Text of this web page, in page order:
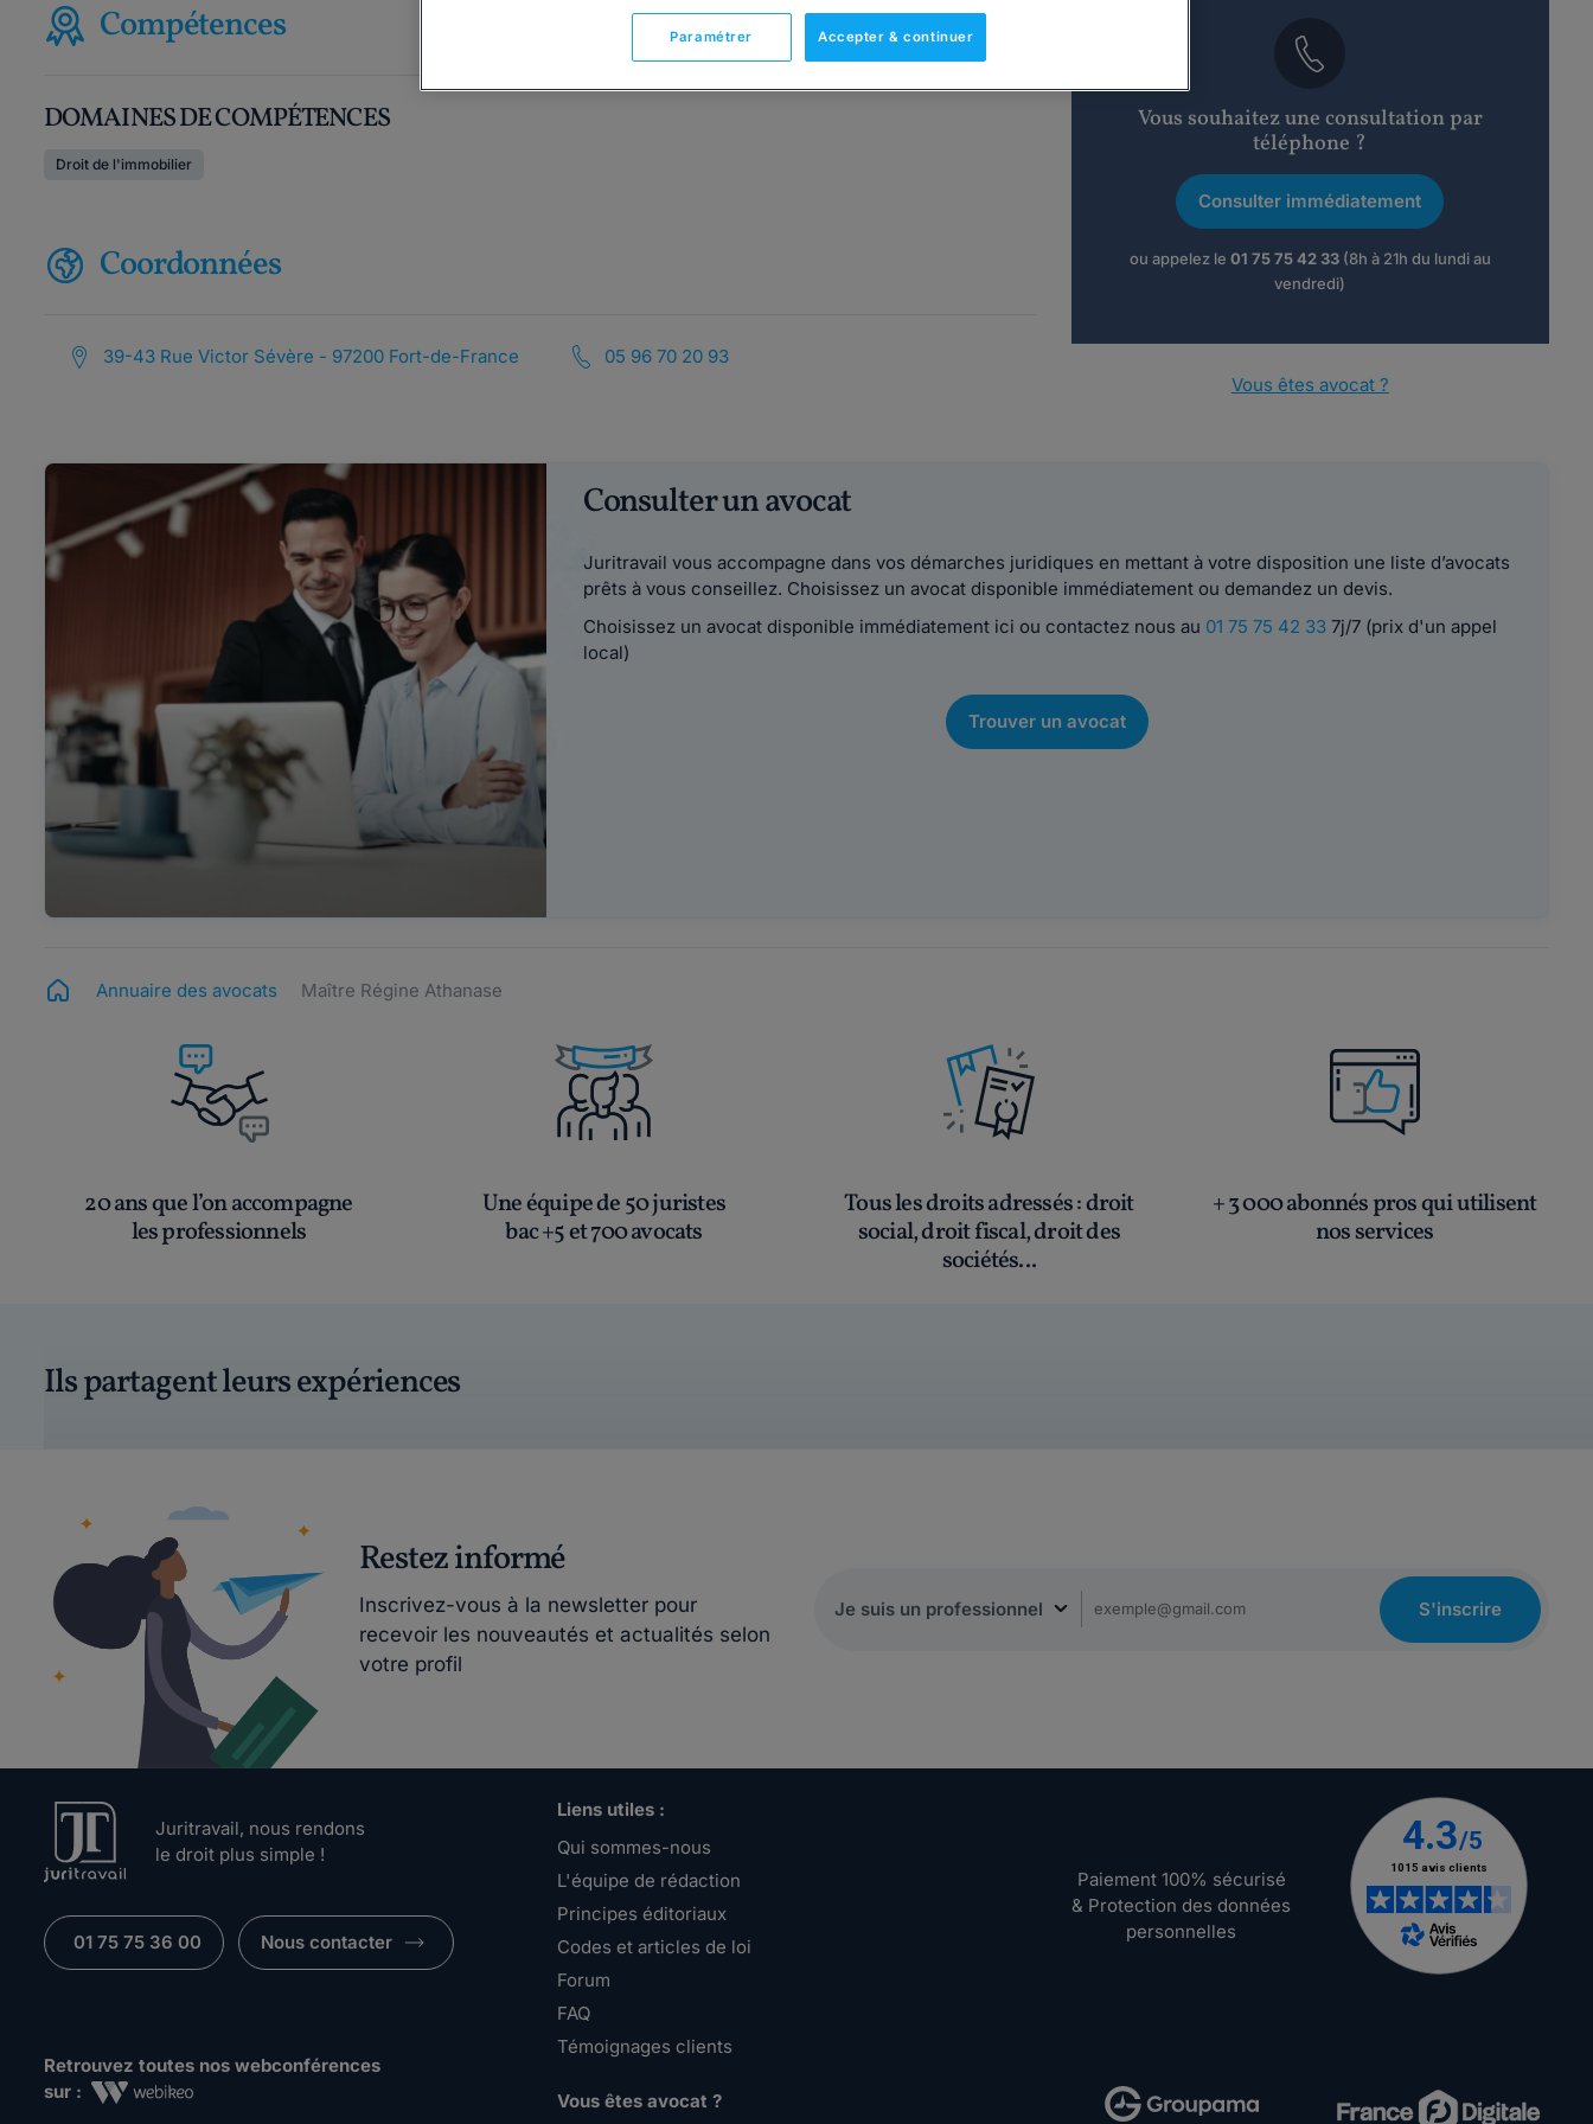
Compétences
DOMAINES DE COMPÉTENCES
Droit de l'immobilier
Coordonnées
39-43 Rue Victor Sévère - 97200 Fort-de-France 05 96 70 20 93
Vous souhaitez une consultation par
téléphone ?
Consulter immédiatement
ou appelez le 01 75 75 42 33(8h à 21h du lundi au
vendredi)
Vous êtes avocat ?
Consulter un avocat
Juritravail vous accompagne dans vos démarches juridiques en mettant à votre disposition une liste d’avocats
prêts à vous conseillez. Choisissez un avocat disponible immédiatement ou demandez un devis.
Choisissez un avocat disponible immédiatement ici ou contactez nous au 01 75 75 42 337j/7 (prix d'un appel
local)
Trouver un avocat
Annuaire des avocats Maître Régine Athanase
20 ans que l’on accompagne
les professionnels
Une équipe de 50 juristes
bac +5 et 700 avocats
Tous les droits adressés: droit
social, droit fiscal, droit des
sociétés...
+ 3 000 abonnés pros qui utilisent
nos services
Ils partagent leurs expériences
Restez informé
Inscrivez-vous à la newsletter pour
recevoir les nouveautés et actualités selon
votre profil
S'inscrire
Juritravail, nous rendons
le droit plus simple !
01 75 75 36 00 Nous contacter
Retrouvez toutes nos webconférences
sur :
Liens utiles :
Qui sommes-nous
L'équipe de rédaction
Principes éditoriaux
Codes et articles de loi
Forum
FAQ
Témoignages clients
Vous êtes avocat ?
Paiement 100% sécurisé
& Protection des données
personnelles
Accepter & continuer
Paramétrer